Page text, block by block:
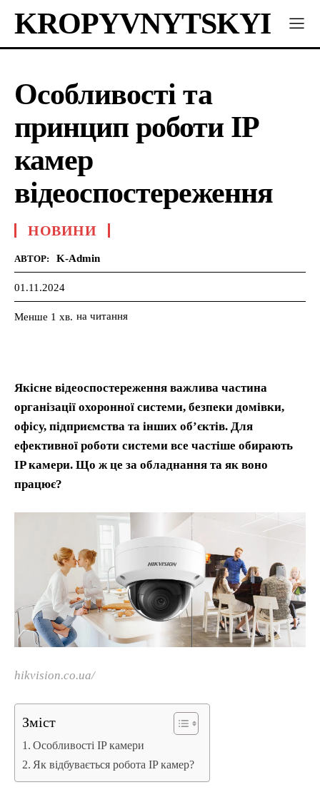
KROPYVNYTSKYI
Особливості та
принцип роботи IP
камер
відеоспостереження
НОВИНИ
АВТОР: K-Admin
01.11.2024
Менше 1 хв. на читання
Якісне відеоспостереження важлива частина
організації охоронної системи, безпеки домівки,
офісу, підприємства та інших обʼєктів. Для
ефективної роботи системи все частіше обирають
IP камери. Що ж це за обладнання та як воно
працює?
hikvision.co.ua/
Зміст
Особливості IP камери
Як відбувається робота IP камер?